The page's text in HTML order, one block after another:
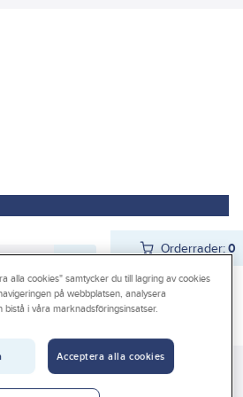
Orderrader:0
Butikskommunikation
alla cookies" samtycker du till lagring av cookies
på webbplatsen, analysera
bistå i våra marknadsföringsinsatser.
Acceptera alla cookies